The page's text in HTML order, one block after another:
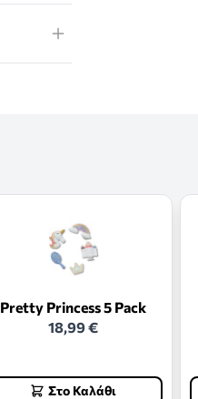
Pretty Princess 5 Pack
18,99 €
Στο Καλάθι